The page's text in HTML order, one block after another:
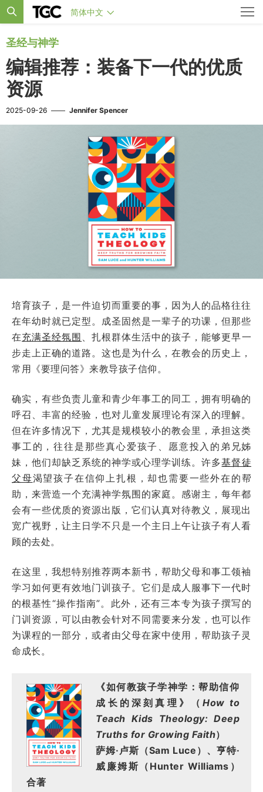
简体中文
圣经与神学
编辑推荐：装备下一代的优质
资源
2025-09-26 —— Jennifer Spencer
培育孩子，是一件迫切而重要的事，因为人的品格往往
在年幼时就已定型。成圣固然是一辈子的功课，但那些
在充满圣经氛围
、扎根群体生活中的孩子，能够更早一
步走上正确的道路。这也是为什么，在教会的历史上，
常用《要理问答》来教导孩子信仰。
确实，有些负责儿童和青少年事工的同工，拥有明确的
呼召、丰富的经验，也对儿童发展理论有深入的理解。
但在许多情况下，尤其是规模较小的教会里，承担这类
事工的，往往是那些真心爱孩子、愿意投入的弟兄姊
妹，他们却缺乏系统的神学或心理学训练。许多基督徒
父母渴望孩子在信仰上扎根，却也需要一些外在的帮
助，来营造一个充满神学氛围的家庭。感谢主，每年都
会有一些优质的资源出版，它们认真对待教义，展现出
宽广视野，让主日学不只是一个主日上午让孩子有人看
顾的去处。
在这里，我想特别推荐两本新书，帮助父母和事工领袖
学习如何更有效地门训孩子。它们是成人服事下一代时
的根基性“操作指南”。此外，还有三本专为孩子撰写的
门训资源，可以由教会针对不同需要来分发，也可以作
为课程的一部分，或者由父母在家中使用，帮助孩子灵
命成长。
《如何教孩子学神学：帮助信仰
成长的深刻真理》（How to
Teach Kids Theology: Deep
Truths for Growing Faith）
萨姆·卢斯（Sam Luce）、亨特·
威廉姆斯（Hunter Williams）
合著